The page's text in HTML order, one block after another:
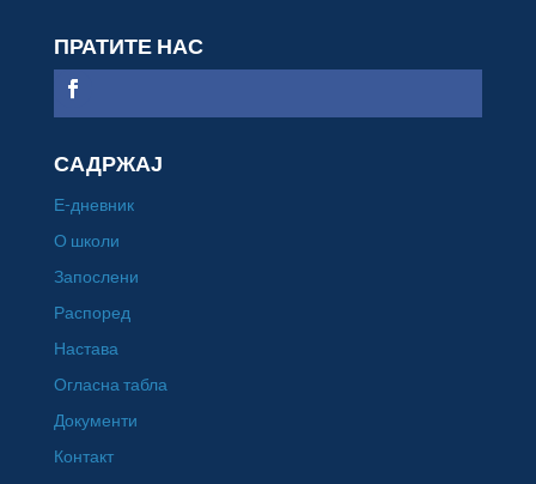
ПРАТИТЕ НАС
САДРЖАЈ
Е-дневник
О школи
Запослени
Распоред
Настава
Огласна табла
Документи
Контакт